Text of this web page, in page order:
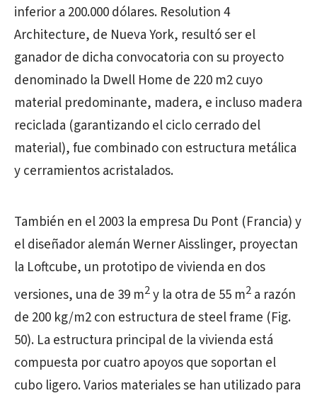
inferior a 200.000 dólares. Resolution 4
Architecture, de Nueva York, resultó ser el
ganador de dicha convocatoria con su proyecto
denominado la Dwell Home de 220 m2 cuyo
material predominante, madera, e incluso madera
reciclada (garantizando el ciclo cerrado del
material), fue combinado con estructura metálica
y cerramientos acristalados.
También en el 2003 la empresa Du Pont (Francia) y
el diseñador alemán Werner Aisslinger, proyectan
la Loftcube, un prototipo de vivienda en dos
versiones, una de 39 m2y la otra de 55 m2 a razón
de 200 kg/m2 con estructura de steel frame (Fig.
50). La estructura principal de la vivienda está
compuesta por cuatro apoyos que soportan el
cubo ligero. Varios materiales se han utilizado para